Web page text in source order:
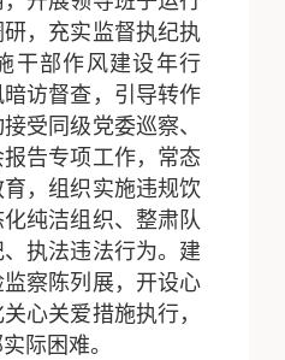
，充实监督执纪执
干部作风建设年行
访督查，引导转作
受同级党委巡察、
告专项工作，常态
，组织实施违规饮
纯洁组织、整肃队
执法违法行为。建
察陈列展，开设心
心关爱措施执行，
际困难。